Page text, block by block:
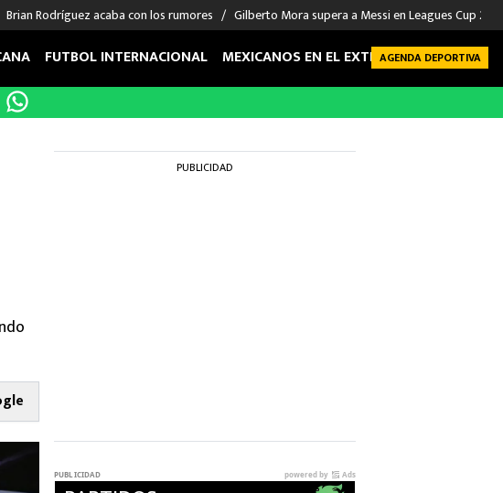
Brian Rodríguez acaba con los rumores Gilberto Mora supera a Messi en Leagues Cup
FUTBOL INTERNACIONAL MEXICANOS EN EL EXTRANJERO FUTBOL
AGENDA DEPORTIVA
PUBLICIDAD